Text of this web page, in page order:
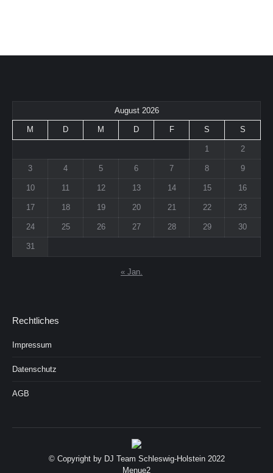
August 2026
M D M D F S S
1 2
3 4 5 6 7 8 9
10 11 12 13 14 15 16
17 18 19 20 21 22 23
24 25 26 27 28 29 30
31
« Jan.
Rechtliches
Impressum
Datenschutz
AGB
© Copyright by DJ Team Schleswig-Holstein 2022
Menue2